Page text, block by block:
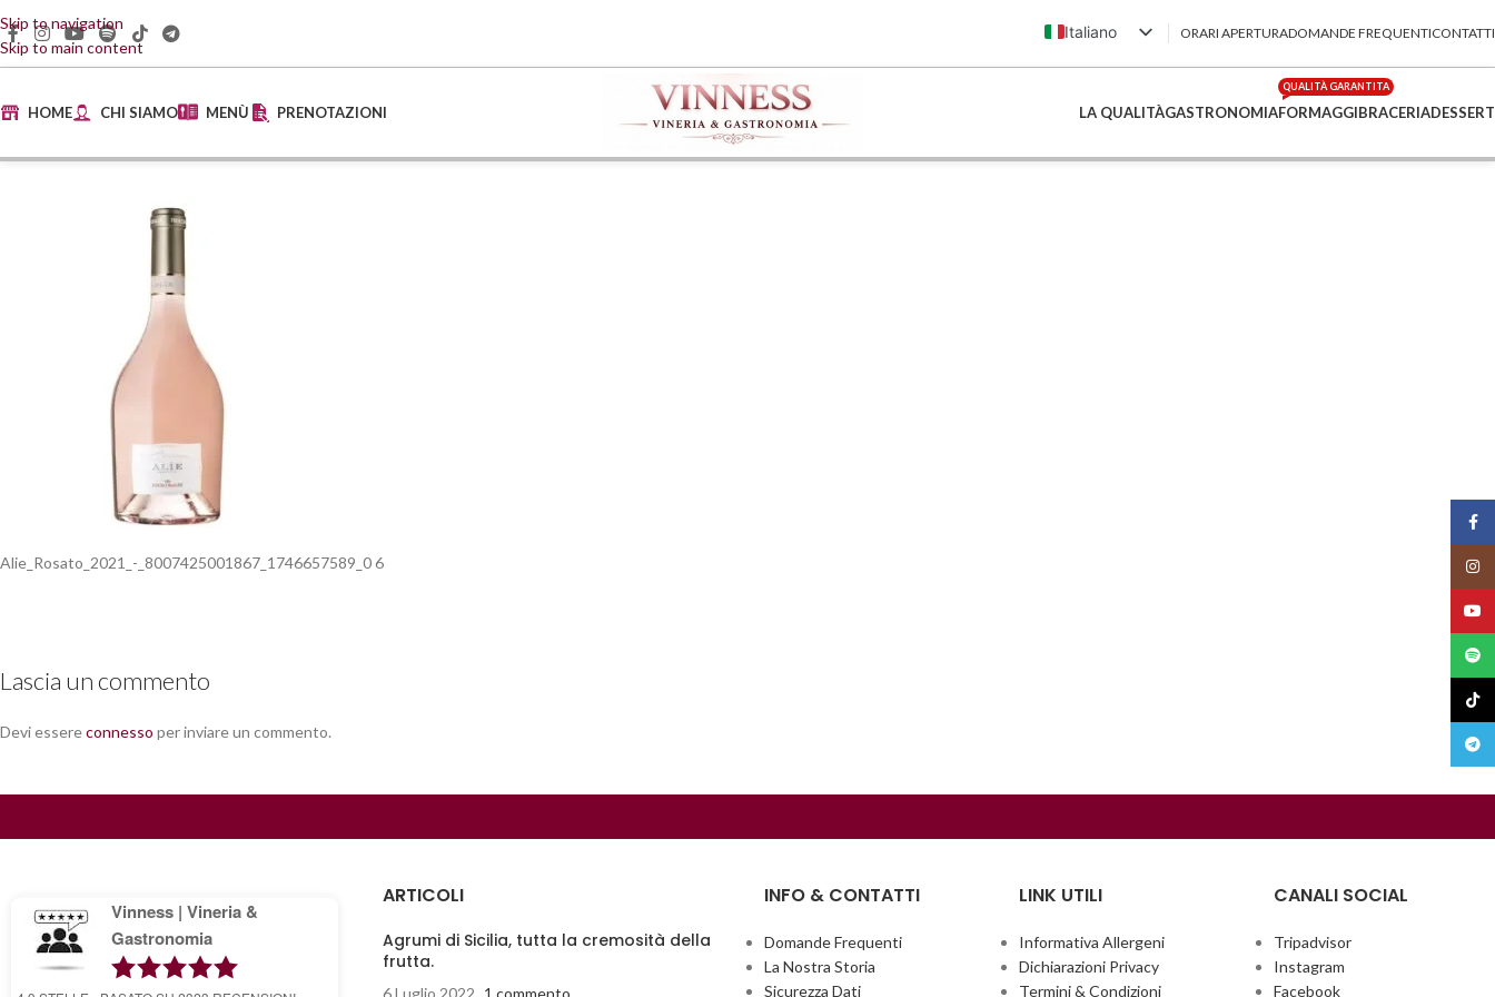
Skip to navigation
Skip to main content
Italiano
English (UK)
Français
ORARI APERTURADOMANDE FREQUENTICONTATTI
HOME CHI SIAMO MENÙ PRENOTAZIONI LA QUALITÀGASTRONOMIAFORMAGGI
QUALITÀ GARANTITA
BRACERIADESSERT
Alie_Rosato_2021_-_8007425001867_1746657589_0 6
Lascia un commento
Devi essereconnesso per inviare un commento.
Vinness | Vineria &
Gastronomia
ARTICOLI
Agrumi di Sicilia, tutta la cremosità della
frutta.
6 Luglio 2022 1 commento
INFO & CONTATTI
Domande Frequenti
La Nostra Storia
Sicurezza Dati
LINK UTILI
Informativa Allergeni
Dichiarazioni Privacy
Termini & Condizioni
CANALI SOCIAL
Tripadvisor
Instagram
Facebook